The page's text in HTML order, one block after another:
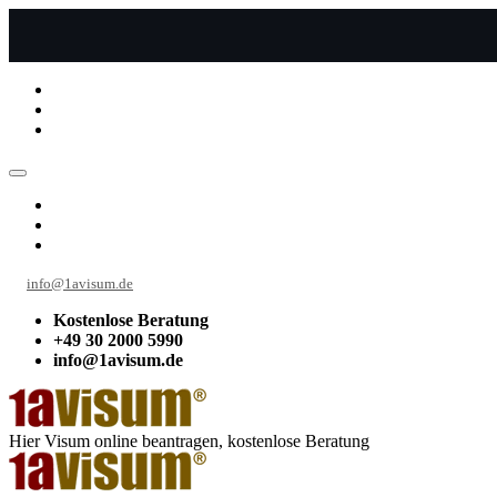
info@1avisum.de
Kostenlose Beratung
+49 30 2000 5990
info@1avisum.de
Hier Visum online beantragen, kostenlose Beratung